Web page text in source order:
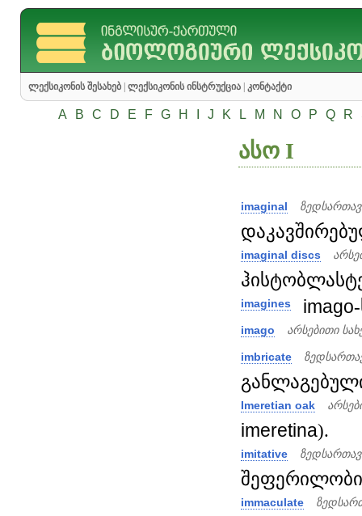
ლექსიკონის შესახებ ლექსიკონის ინსტრუქცია კონტაქტი
A B C D E F G H J K L M N O P Q R
ასო I
imaginal
imaginal discs
imagines imago
imago არსებითი
imbricate
Imeretian oak
imeretina).
imitative
immaculate